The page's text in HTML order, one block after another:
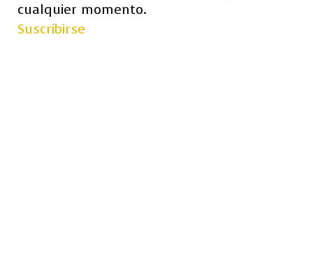
cualquier momento.
Suscribirse